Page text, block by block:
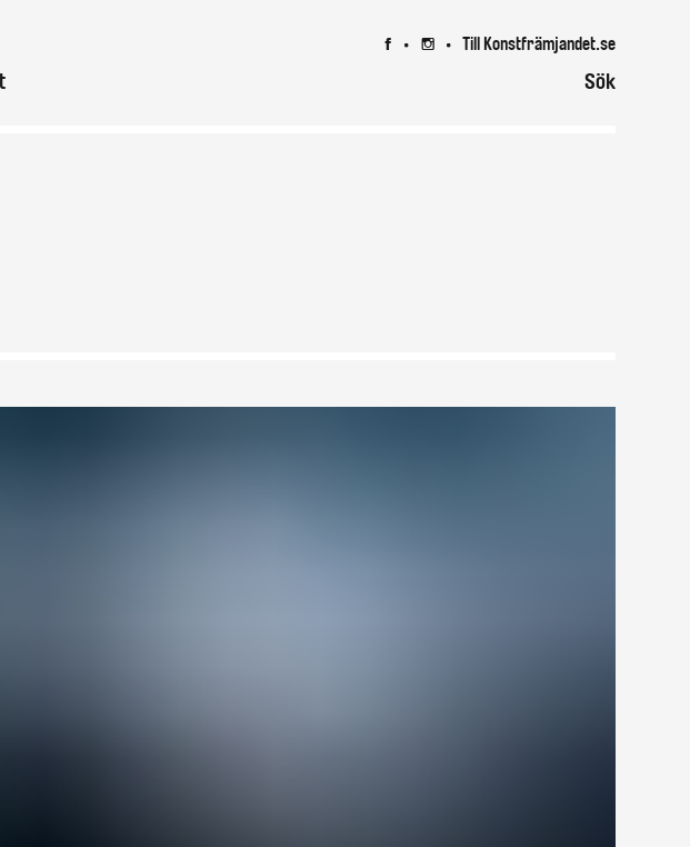
7 8 Till Konstfrämjandet.se
Sök